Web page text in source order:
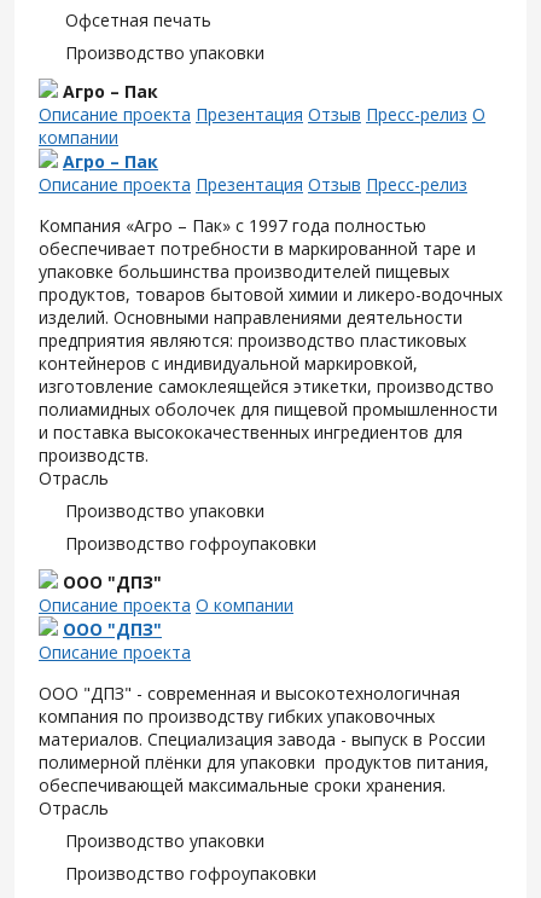
Офсетная печать
Производство упаковки
Агро – Пак
Описание проекта Презентация Отзыв Пресс-релиз О
компании
Агро – Пак
Описание проекта Презентация Отзыв Пресс-релиз
Компания «Агро – Пак» с 1997 года полностью
обеспечивает потребности в маркированной таре и
упаковке большинства производителей пищевых
продуктов, товаров бытовой химии и ликеро-водочных
изделий. Основными направлениями деятельности
предприятия являются: производство пластиковых
контейнеров с индивидуальной маркировкой,
изготовление самоклеящейся этикетки, производство
полиамидных оболочек для пищевой промышленности
и поставка высококачественных ингредиентов для
производств.
Отрасль
Производство упаковки
Производство гофроупаковки
ООО "ДПЗ"
Описание проекта О компании
ООО "ДПЗ"
Описание проекта
ООО "ДПЗ" - современная и высокотехнологичная
компания по производству гибких упаковочных
материалов. Специализация завода - выпуск в России
полимерной плёнки для упаковки продуктов питания,
обеспечивающей максимальные сроки хранения.
Отрасль
Производство упаковки
Производство гофроупаковки